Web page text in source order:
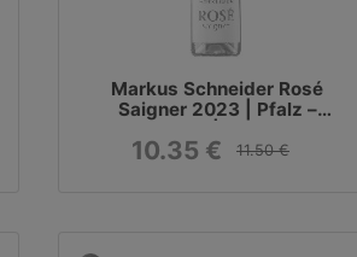
Markus Schneider Rosé
Saigner 2023 | Pfalz –
10.35 € 11.50 €